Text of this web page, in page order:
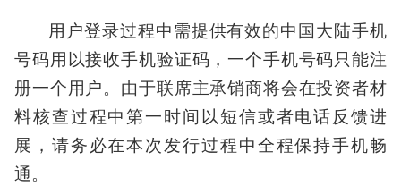
用户登录过程中需提供有效的中国大陆手机
号码用以接收手机验证码，一个手机号码只能注
册一个用户。由于联席主承销商将会在投资者材
料核查过程中第一时间以短信或者电话反馈进
展，请务必在本次发行过程中全程保持手机畅
通。